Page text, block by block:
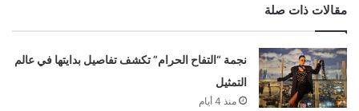
مقالات ذات صلة
نجمة “التفاح الحرام” تكشف تفاصيل بدايتها في عالم
التمثيل
منذ 4 أيام